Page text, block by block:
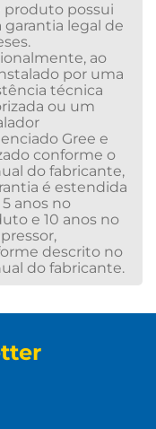
produto possui
garantia legal de
ao
por uma
técnica
ou um
Gree e
conforme o
do fabricante,
é estendida
5 anos no
e 10 anos no
descrito no
do fabricante.